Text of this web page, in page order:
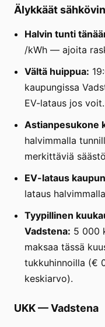
Älykkäät
Halvin tunti
/kWh — ajoita
Vältä huippua:
kaupungissa
EV-lataus jos voit.
Astianpesukone
halvimmalla
merkittäviä
EV-lataus
lataus
Tyypillinen
Vadstena: 5 000
maksaa tässä
tukkuhinnoilla (€
keskiarvo).
UKK—Vadstena